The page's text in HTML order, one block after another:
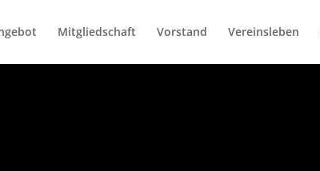
Mitgliedschaft Vorstand Vereinsleben